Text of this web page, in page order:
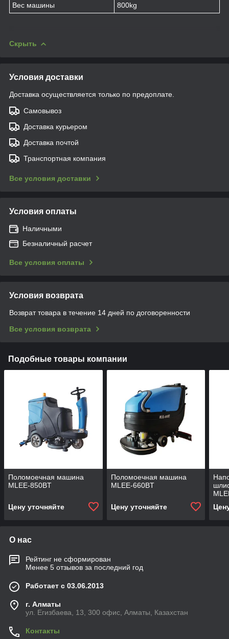
Вес машины
800kg
Скрыть
Условия доставки
Доставка осуществляется только по предоплате.
Самовывоз
Доставка курьером
Доставка почтой
Транспортная компания
Все условия доставки
Условия оплаты
Наличными
Безналичный расчет
Все условия оплаты
Условия возврата
Возврат товара в течение 14 дней по договоренности
Все условия возврата
Подобные товары компании
Поломоечная машина
MLEE-850BT
Цену уточняйте
Поломоечная машина
MLEE-660BT
Цену уточняйте
О нас
Рейтинг не сформирован
Менее 5 отзывов за последний год
Работает с 03.06.2013
г. Алматы
ул. Егизбаева, 13, 300 офис, Алматы, Казахстан
Контакты